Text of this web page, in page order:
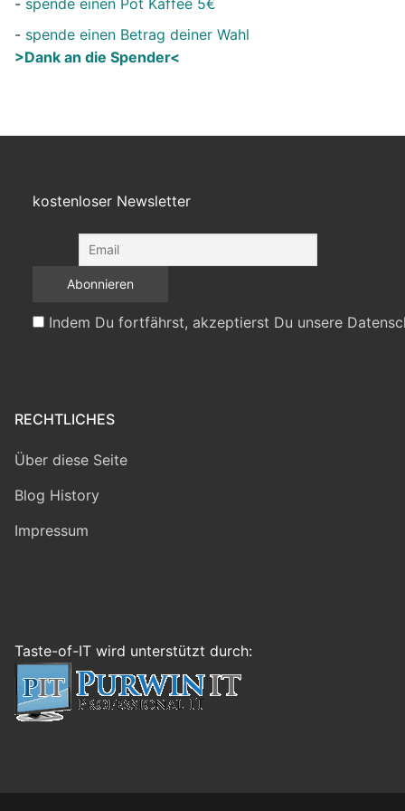
- spende einen Betrag deiner Wahl
>Dank an die Spender<
kostenloser Newsletter
Indem Du fortfährst, akzeptierst Du unsere
RECHTLICHES
Über diese Seite
Blog History
Impressum
Taste-of-IT wird unterstützt durch: